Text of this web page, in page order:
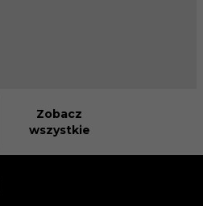
Zobacz
wszystkie